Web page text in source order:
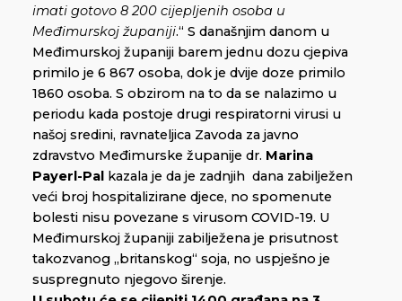
imati gotovo 8 200 cijepljenih osoba u
Međimurskoj županiji.“ S današnjim danom u
Međimurskoj županiji barem jednu dozu cjepiva
primilo je 6 867 osoba, dok je dvije doze primilo
1860 osoba. S obzirom na to da se nalazimo u
periodu kada postoje drugi respiratorni virusi u
našoj sredini, ravnateljica Zavoda za javno
zdravstvo Međimurske županije dr. Marina
Payerl-Pal
kazala je da je zadnjih dana zabilježen
veći broj hospitalizirane djece, no spomenute
bolesti nisu povezane s virusom COVID-19. U
Međimurskoj županiji zabilježena je prisutnost
takozvanog „britanskog“ soja, no uspješno je
suspregnuto njegovo širenje.